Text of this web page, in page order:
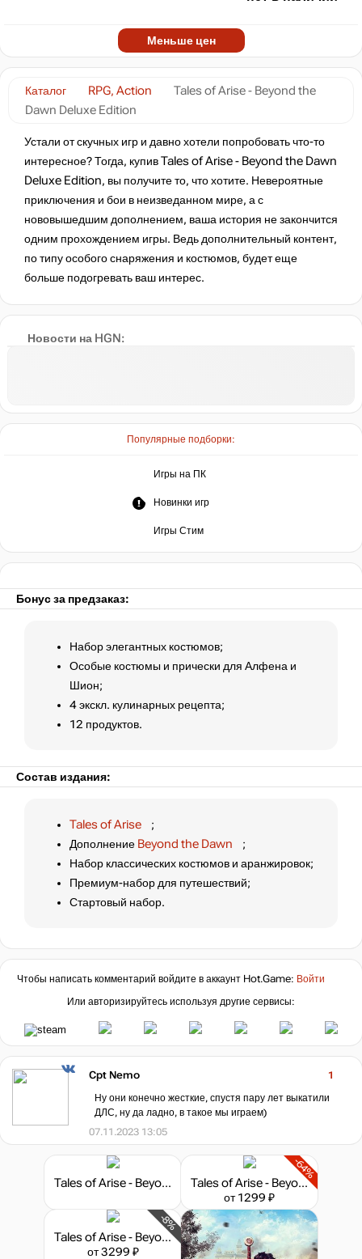
Новости на HGN:
Популярные подборки:
Игры на ПК
Новинки игр
Игры Стим
Каталог RPG, Action
Tales of Arise - Beyond the
Dawn Deluxe Edition
Устали от скучных игр и давно хотели попробовать что-то
интересное? Тогда, купив Tales of Arise - Beyond the Dawn
Deluxe Edition, вы получите то, что хотите. Невероятные
приключения и бои в неизведанном мире, а с
нововышедшим дополнением, ваша история не закончится
одним прохождением игры. Ведь дополнительный контент,
по типу особого снаряжения и костюмов, будет еще
больше подогревать ваш интерес.
Меньше цен
Бонус за предзаказ:
Набор элегантных костюмов;
Особые костюмы и прически для Алфена и
Шион;
4 экскл. кулинарных рецепта;
12 продуктов.
Состав издания:
Tales of Arise
;
Дополнение Beyond the Dawn
;
Набор классических костюмов и аранжировок;
Премиум-набор для путешествий;
Стартовый набор.
Чтобы написать комментарий войдите в аккаунт Hot.Game: Войти
Или авторизируйтесь используя другие сервисы:
Cpt Nemo
1
Ну они конечно жесткие, спустя пару лет выкатили
ДЛС, ну да ладно, в такое мы играем)
07.11.2023 13:05
Tales of Arise - Beyond the Dawn Ultimate Edition
-64%
Tales of Arise - Beyond the Dawn Edition
от 1299 ₽
-8%
Tales of Arise - Beyond the Dawn Premium Edition
от 3299 ₽